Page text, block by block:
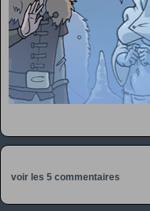
voir les 5 commentaires